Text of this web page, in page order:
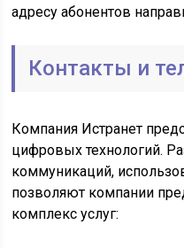
адресу абонентов
Контакты и
Компания Истранет
цифровых технологий.
коммуникаций,
позволяют компании
комплекс услуг: